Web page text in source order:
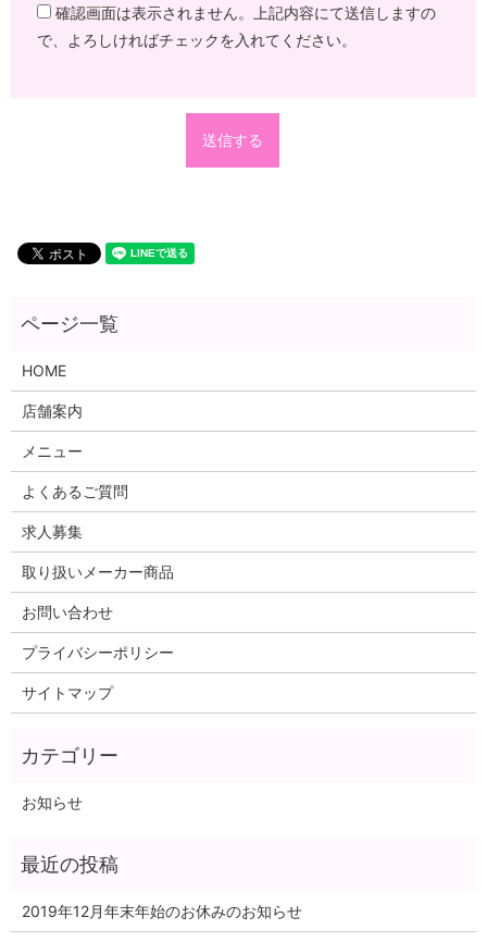
確認画面は表示されません。上記内容にて送信しますの
で、よろしければチェックを入れてください。
HOME
店舗案内
メニュー
よくあるご質問
求人募集
取り扱いメーカー商品
お問い合わせ
プライバシーポリシー
サイトマップ
お知らせ
2019年12月年末年始のお休みのお知らせ